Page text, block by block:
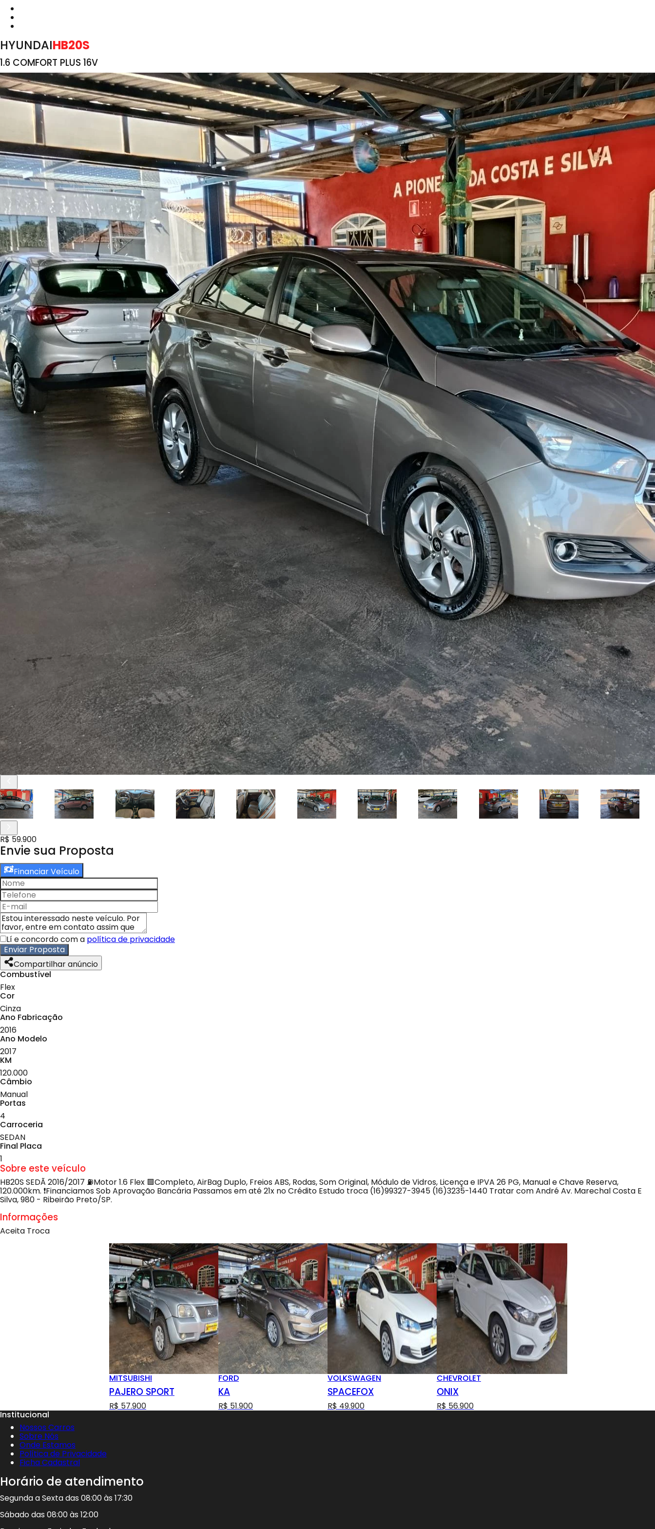
HYUNDAIHB20S
1.6 COMFORT PLUS 16V
R$ 59.900
Envie sua Proposta
Financiar Veículo
Lí e concordo com a política de privacidade
Enviar Proposta
Compartilhar anúncio
Combustível
Flex
Cor
Cinza
Ano Fabricação
2016
Ano Modelo
2017
KM
120.000
Câmbio
Manual
Portas
4
Carroceria
SEDAN
Final Placa
1
Sobre este veículo
HB20S SEDÃ 2016/2017 ⛽Motor 1.6 Flex 🟩Completo, AirBag Duplo, Freios ABS, Rodas, Som Original, Módulo de Vidros, Licença e IPVA 26 PG, Manual e Chave Reserva,
120.000km. ❗️Financiamos Sob Aprovação Bancária Passamos em até 21x no Crédito Estudo troca (16)99327-3945 (16)3235-1440 Tratar com André Av. Marechal Costa E
Silva, 980 - Ribeirão Preto/SP.
Informações
Aceita Troca
MITSUBISHI
PAJERO SPORT
R$ 57.900
FORD
KA
R$ 51.900
VOLKSWAGEN
SPACEFOX
R$ 49.900
CHEVROLET
ONIX
R$ 56.900
Institucional
Nossos Carros
Sobre Nós
Onde Estamos
Política de Privacidade
Ficha Cadastral
Horário de atendimento
Segunda a Sexta das 08:00 às 17:30
Sábado das 08:00 às 12:00